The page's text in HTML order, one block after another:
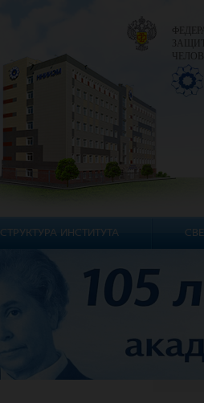
СТРУКТУРА ИНСТИТУТА